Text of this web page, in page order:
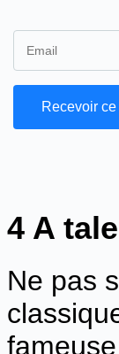
4 A
Ne pas